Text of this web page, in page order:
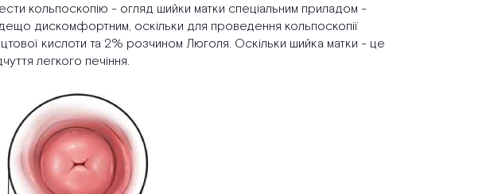
кольпоскопію - огляд шийки матки спеціальним приладом -
дискомфортним, оскільки для проведення кольпоскопії
кислоти та 2% розчином Люголя. Оскільки шийка матки - це
легкого печіння.